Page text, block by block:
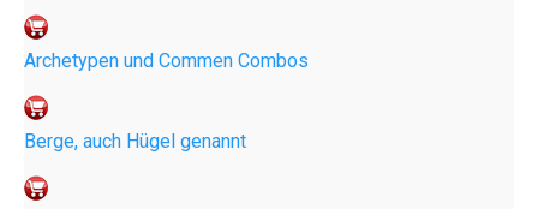
Archetypen und Commen Combos
Berge, auch Hügel genannt